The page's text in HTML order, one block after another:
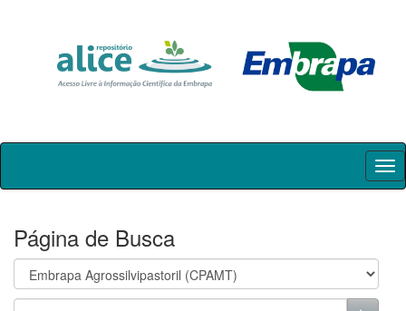
Skip
Página de Busca